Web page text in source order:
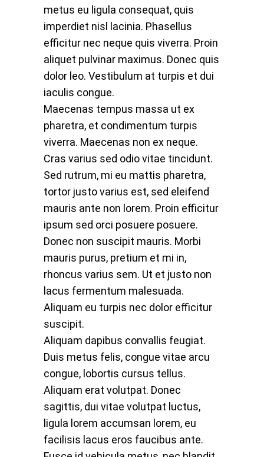
metus eu ligula consequat, quis
imperdiet nisl lacinia. Phasellus
efficitur nec neque quis viverra. Proin
aliquet pulvinar maximus. Donec quis
dolor leo. Vestibulum at turpis et dui
iaculis congue.
Maecenas tempus massa ut ex
pharetra, et condimentum turpis
viverra. Maecenas non ex neque.
Cras varius sed odio vitae tincidunt.
Sed rutrum, mi eu mattis pharetra,
tortor justo varius est, sed eleifend
mauris ante non lorem. Proin efficitur
ipsum sed orci posuere posuere.
Donec non suscipit mauris. Morbi
mauris purus, pretium et mi in,
rhoncus varius sem. Ut et justo non
lacus fermentum malesuada.
Aliquam eu turpis nec dolor efficitur
suscipit.
Aliquam dapibus convallis feugiat.
Duis metus felis, congue vitae arcu
congue, lobortis cursus tellus.
Aliquam erat volutpat. Donec
sagittis, dui vitae volutpat luctus,
ligula lorem accumsan lorem, eu
facilisis lacus eros faucibus ante.